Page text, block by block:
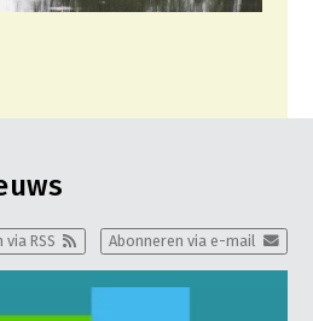
Abonneren via e-mail
RSS